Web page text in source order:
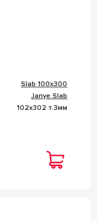
Slab 100x300
Janye Slab
102x302 т.3мм